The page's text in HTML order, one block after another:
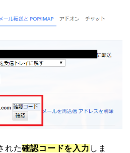
れた確認コードを入力 しま